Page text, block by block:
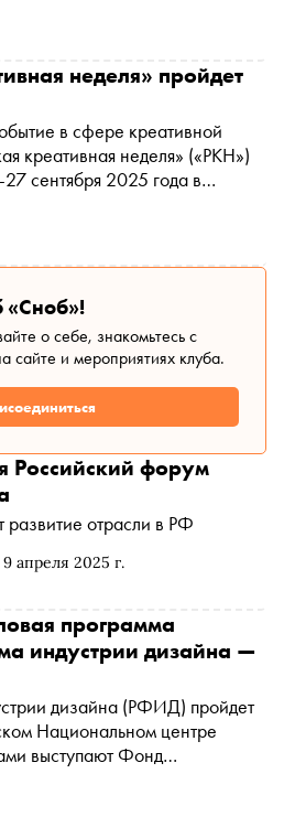
иначе зависит, как отрасль
неделя» пройдет
в сфере креативной
креативная неделя» («РКН»)
сентября 2025 года в
экономика»,
«Сноб»!
о себе, знакомьтесь с
сайте и мероприятиях клуба.
9 апреля 2025 г.
Российский форум
развитие отрасли в РФ
программа
индустрии дизайна —
дизайна (РФИД) пройдет
Национальном центре
выступают Фонд
при поддержке